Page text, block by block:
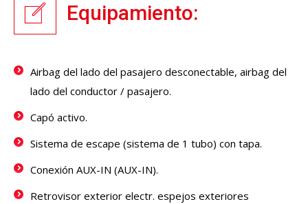
Equipamiento:
Airbag del lado del pasajero desconectable, airbag del
lado del conductor / pasajero.
Capó activo.
Sistema de escape (sistema de 1 tubo) con tapa.
Conexión AUX-IN (AUX-IN).
Retrovisor exterior electr. espejos exteriores